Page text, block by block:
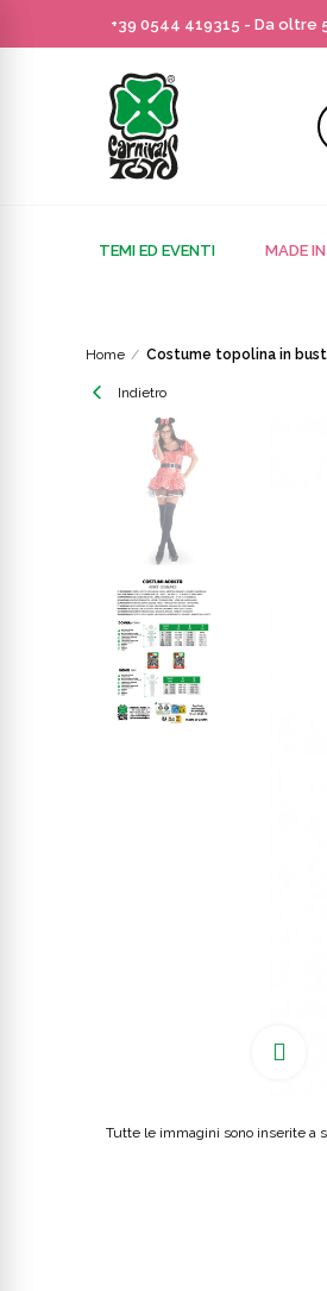
+39 0544 419315 - Da oltre
TEMI ED EVENTI MADE
Home Costume topolina in
Indietro
Tutte le immagini sono inserite a